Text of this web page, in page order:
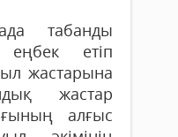
табанды
еңбек етіп
жастарына
жастар
алғыс